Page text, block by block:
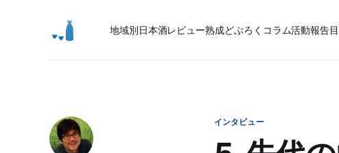
地域別日本酒レビュー熟成どぶろく コラム活動報告
インタビュー